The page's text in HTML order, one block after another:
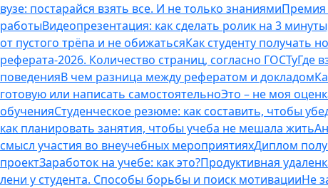
вузе: постарайся взять все. И не только знаниямиПремия
работыВидеопрезентация: как сделать ролик на 3
от пустого трёпа и не обижатьсяКак студенту получать
реферата-2026. Количество страниц, согласно ГОСТуГде
поведенияВ чем разница между рефератом и докладом
готовую или написать самостоятельноЭто – не моя
обученияСтуденческое резюме: как составить, чтобы
как планировать занятия, чтобы учеба не мешала жить
смысл участия во внеучебных мероприятияхДиплом
проектЗаработок на учебе: как это?Продуктивная
лени у студента. Способы борьбы и поиск мотивацииНе